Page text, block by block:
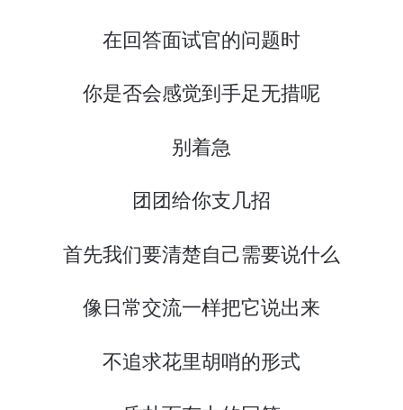
在回答面试官的问题时
你是否会感觉到手足无措呢
别着急
团团给你支几招
首先我们要清楚自己需要说什么
像日常交流一样把它说出来
不追求花里胡哨的形式